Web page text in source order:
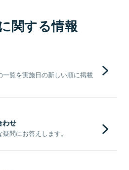
関する情報
覧を実施日の新しい順に掲載
わせ
問にお答えします。